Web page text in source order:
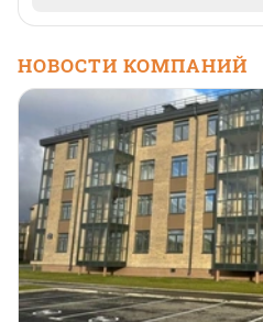
НОВОСТИ КОМПАНИЙ